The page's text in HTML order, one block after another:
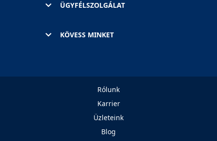
ÜGYFÉLSZOLGÁLAT
KÖVESS MINKET
Rólunk
Karrier
Üzleteink
Blog